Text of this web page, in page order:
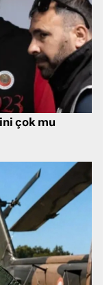
çok mu